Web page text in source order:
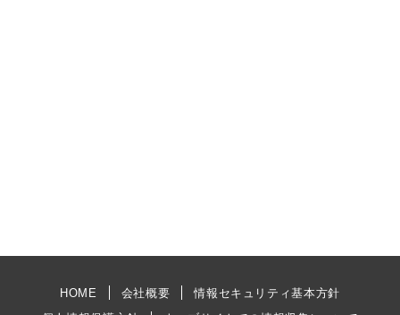
HOME 会社概要
情報セキュリティ基本方針